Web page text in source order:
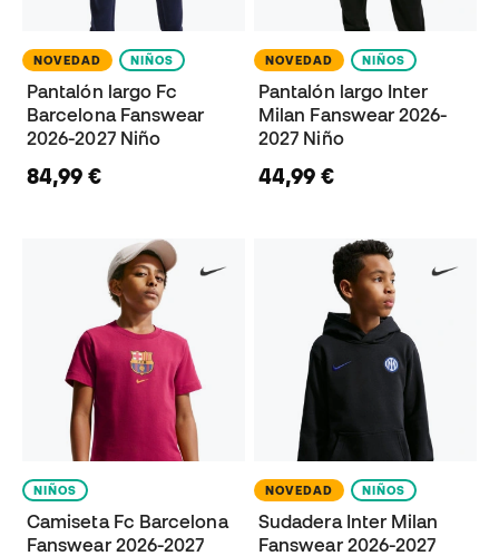
NOVEDAD NIÑOS
Pantalón largo Fc
Barcelona Fanswear
2026-2027 Niño
84,99 €
NOVEDAD NIÑOS
Pantalón largo Inter
Milan Fanswear 2026-
2027 Niño
44,99 €
NIÑOS
Camiseta Fc Barcelona
Fanswear 2026-2027
NOVEDAD NIÑOS
Sudadera Inter Milan
Fanswear 2026-2027